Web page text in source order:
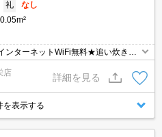
礼
なし
ターネットWiFi無料★追い炊き機
ーやショッピング施設が徒歩圏内に
店
詳細を見る
を表示する